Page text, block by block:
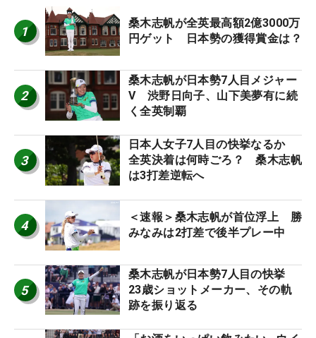
1
桑木志帆が全英最高額2億3000万
円ゲット 日本勢の獲得賞金は？
2
桑木志帆が日本勢7人目メジャー
V 渋野日向子、山下美夢有に続
く全英制覇
3
日本人女子7人目の快挙なるか
全英決着は何時ごろ？ 桑木志帆
は3打差逆転へ
4
＜速報＞桑木志帆が首位浮上 勝
みなみは2打差で後半プレー中
5
桑木志帆が日本勢7人目の快挙
23歳ショットメーカー、その軌
跡を振り返る